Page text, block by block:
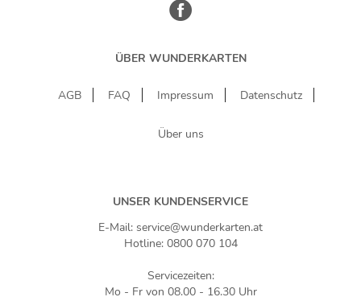
ÜBER WUNDERKARTEN
AGB FAQ Impressum Datenschutz
Über uns
UNSER KUNDENSERVICE
E-Mail: service@wunderkarten.at
Hotline: 0800 070 104
Servicezeiten:
Mo - Fr von 08.00 - 16.30 Uhr